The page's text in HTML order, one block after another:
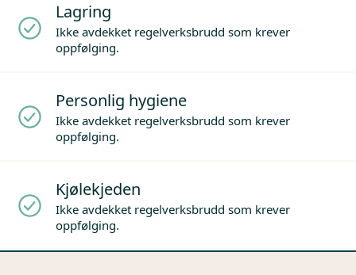
Lagring
Ikke avdekket regelverksbrudd som krever
oppfølging.
Personlig hygiene
Ikke avdekket regelverksbrudd som krever
oppfølging.
Kjølekjeden
Ikke avdekket regelverksbrudd som krever
oppfølging.